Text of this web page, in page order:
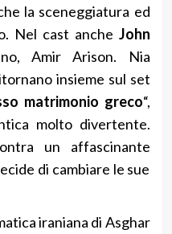
la sceneggiatura ed
Nel cast anche John
Amir Arison. Nia
insieme sul set
matrimonio greco“,
molto divertente.
un affascinante
di cambiare le sue
iraniana di Asghar